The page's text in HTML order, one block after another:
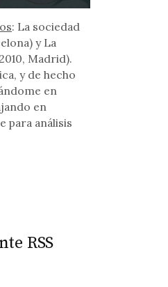
: La sociedad
y La
Madrid).
y de hecho
en
en
para análisis
RSS